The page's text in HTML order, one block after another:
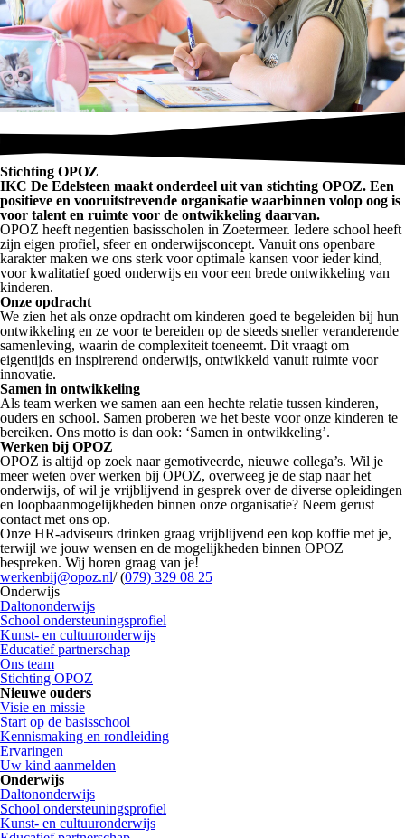
Stichting OPOZ
IKC De Edelsteen maakt onderdeel uit van stichting OPOZ. Een
positieve en vooruitstrevende organisatie waarbinnen volop oog is
voor talent en ruimte voor de ontwikkeling daarvan.
OPOZ heeft negentien basisscholen in Zoetermeer. Iedere school heeft
zijn eigen profiel, sfeer en onderwijsconcept. Vanuit ons openbare
karakter maken we ons sterk voor optimale kansen voor ieder kind,
voor kwalitatief goed onderwijs en voor een brede ontwikkeling van
kinderen.
Onze opdracht
We zien het als onze opdracht om kinderen goed te begeleiden bij hun
ontwikkeling en ze voor te bereiden op de steeds sneller veranderende
samenleving, waarin de complexiteit toeneemt. Dit vraagt om
eigentijds en inspirerend onderwijs, ontwikkeld vanuit ruimte voor
innovatie.
Samen in ontwikkeling
Als team werken we samen aan een hechte relatie tussen kinderen,
ouders en school. Samen proberen we het beste voor onze kinderen te
bereiken. Ons motto is dan ook: ‘Samen in ontwikkeling’.
Werken bij OPOZ
OPOZ is altijd op zoek naar gemotiveerde, nieuwe collega’s. Wil je
meer weten over werken bij OPOZ, overweeg je de stap naar het
onderwijs, of wil je vrijblijvend in gesprek over de diverse opleidingen
en loopbaanmogelijkheden binnen onze organisatie? Neem gerust
contact met ons op.
Onze HR-adviseurs drinken graag vrijblijvend een kop koffie met je,
terwijl we jouw wensen en de mogelijkheden binnen OPOZ
bespreken. Wij horen graag van je!
werkenbij@opoz.nl/ (079) 329 08 25
Onderwijs
Daltononderwijs
School ondersteuningsprofiel
Kunst- en cultuuronderwijs
Educatief partnerschap
Ons team
Stichting OPOZ
Nieuwe ouders
Visie en missie
Start op de basisschool
Kennismaking en rondleiding
Ervaringen
Uw kind aanmelden
Onderwijs
Daltononderwijs
School ondersteuningsprofiel
Kunst- en cultuuronderwijs